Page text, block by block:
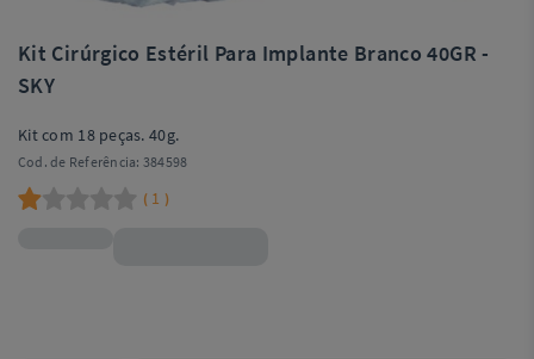
Kit Cirúrgico Estéril Para Implante Branco 40GR -
SKY
Kit com 18 peças. 40g.
Cod. de Referência: 384598
( 1 )